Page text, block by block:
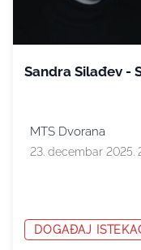
Sandra Silađev -
MTS Dvorana
23. decembar 2025.
DOGAĐAJ